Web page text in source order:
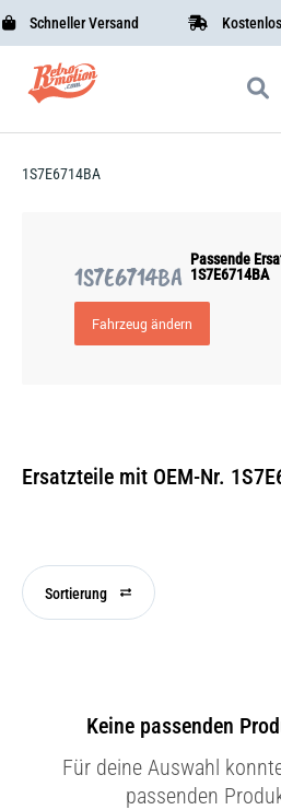
Schneller Versand Kostenloser
1S7E6714BA
1S7E6714BA
Passende
1S7E6714BA
Fahrzeug ändern
Ersatzteile mit OEM-Nr.
Sortierung
Keine passenden
Für deine Auswahl
passenden